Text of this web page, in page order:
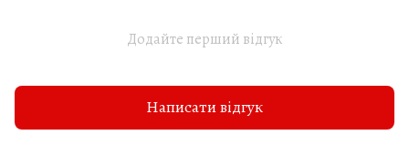
Додайте перший відгук
Написати відгук